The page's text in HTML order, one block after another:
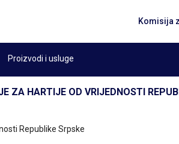
Komisija
Proizvodi i usluge
ZA HARTIJE OD VRIJEDNOSTI
Republike Srpske